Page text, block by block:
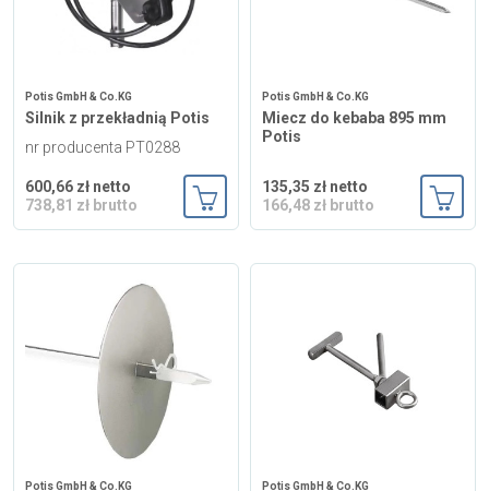
Potis GmbH & Co.KG
Silnik z przekładnią Potis
nr producenta PT0288
600,66 zł netto
738,81 zł brutto
Dodaj do koszyka
Potis GmbH & Co.KG
Miecz do kebaba 895 mm
Potis
135,35 zł netto
166,48 zł brutto
Potis GmbH & Co.KG Potis GmbH & Co.KG